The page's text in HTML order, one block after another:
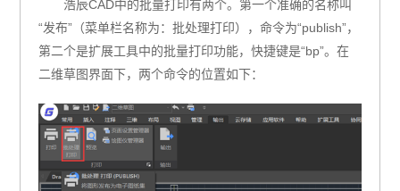
浩辰CAD中的批量打印有两个。第一个准确的名称叫
“发布”（菜单栏名称为：批处理打印），命令为“publish”，
第二个是扩展工具中的批量打印功能，快捷键是“bp”。在
二维草图界面下，两个命令的位置如下：